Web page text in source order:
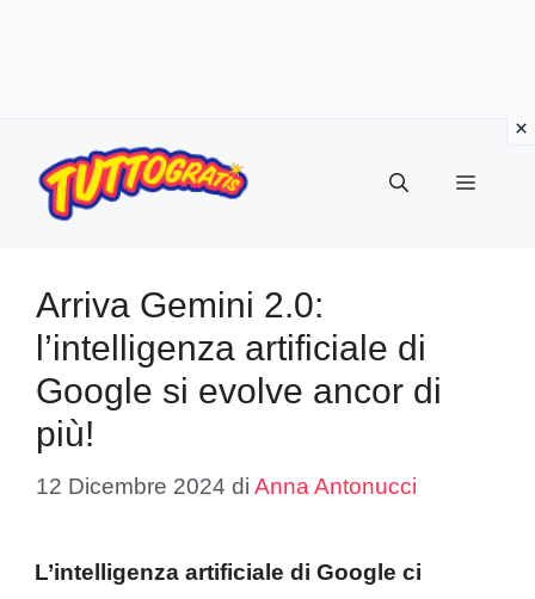
contenuto
Menu
Arriva Gemini 2.0:
l’intelligenza artificiale di
Google si evolve ancor di
più!
12 Dicembre 2024 di Anna Antonucci
L’intelligenza artificiale di Google ci